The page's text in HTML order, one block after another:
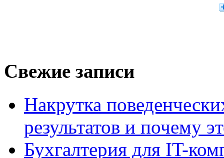
Свежие записи
Накрутка
результатов и почему
Бухгалтерия для IT-